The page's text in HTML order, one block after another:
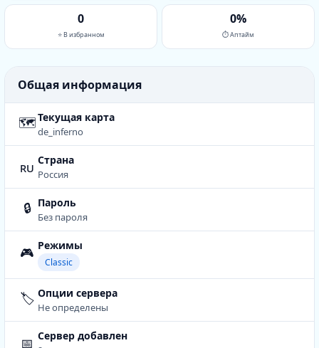
0
⭐ В избранном
0%
⏱ Аптайм
Общая информация
🗺Текущая карта
de_inferno
ru Страна
Россия
🔒 Пароль
Без пароля
🎮 Режимы
Classic
🏷️ Опции сервера
Не определены
📅 Сервер добавлен